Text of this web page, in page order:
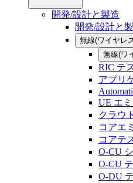
開発/設計と製造
開発/設計と
無線(ワイヤレ
無線(ワ
RIC テ
アプリ
UE エ
クラウ
コアエ
コアテ
O-CU
O-CU
O-DU